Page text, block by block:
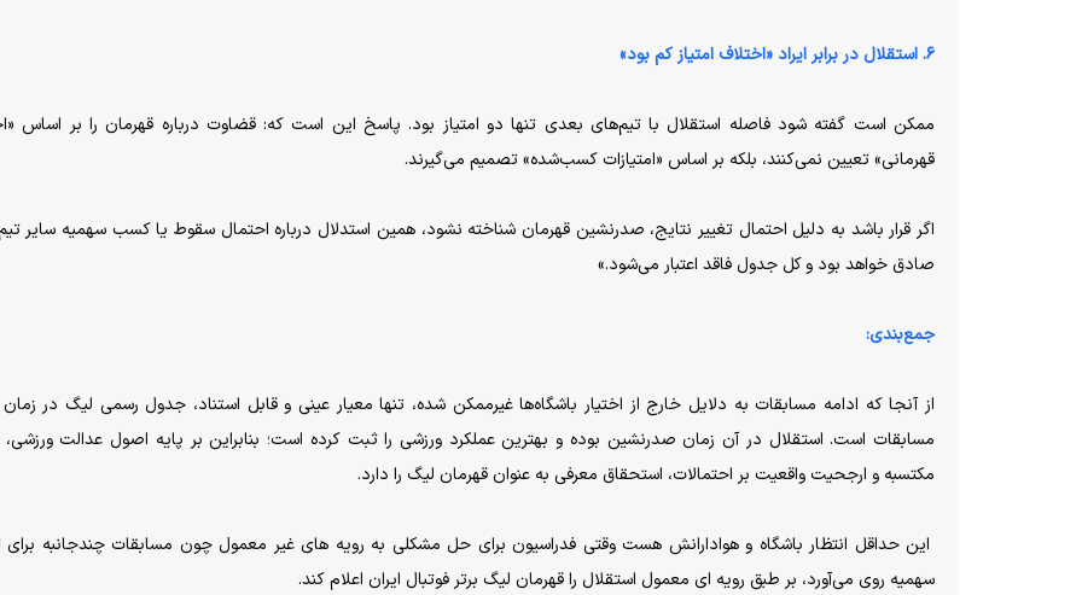
۶. استقلال در برابر ایراد «اختلاف امتیاز کم بود»
ممکن است گفته شود فاصله استقلال با تیم‌های بعدی تنها دو امتیاز بود. پاسخ این است که: قضاوت درباره قهرمان را بر اساس
قهرمانی» تعیین نمی‌کنند، بلکه بر اساس «امتیازات کسب‌شده» تصمیم می‌گیرند.
اگر قرار باشد به دلیل احتمال تغییر نتایج، صدرنشین قهرمان شناخته نشود، همین استدلال درباره احتمال سقوط یا کسب سهمیه سایر
صادق خواهد بود و کل جدول فاقد اعتبار می‌شود.»
جمع‌بندی:
از آنجا که ادامه مسابقات به دلایل خارج از اختیار باشگاه‌ها غیرممکن شده، تنها معیار عینی و قابل استناد، جدول رسمی لیگ در
مسابقات است. استقلال در آن زمان صدرنشین بوده و بهترین عملکرد ورزشی را ثبت کرده است؛ بنابراین بر پایه اصول عدالت
مکتسبه و ارجحیت واقعیت بر احتمالات، استحقاق معرفی به عنوان قهرمان لیگ را دارد.
این حداقل انتظار باشگاه و هوادارانش هست وقتی فدراسیون برای حل مشکلی به رویه های غیر معمول چون مسابقات چندجانبه برای
سهمیه روی می‌آورد، بر طبق رویه ای معمول استقلال را قهرمان لیگ برتر فوتبال ایران اعلام کند.